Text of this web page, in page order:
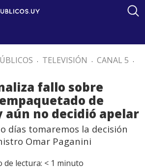
. TELEVISIÓN . CANAL 5 .
fallo sobre
de
no decidió apelar
días tomaremos la decisión
Omar Paganini
de lectura: < 1 minuto